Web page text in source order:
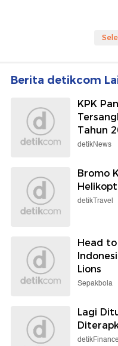
Berita detikcom
KPK
Tahun
detikNews
Bromo
detikTravel
Head
Lions
Sepakbola
Lagi
detikFinance